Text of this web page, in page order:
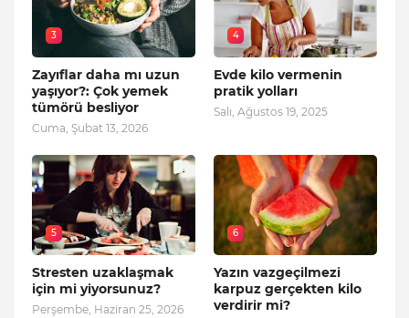
3
Zayıflar daha mı uzun
yaşıyor?: Çok yemek
tümörü besliyor
Cuma, Şubat 13, 2026
4
Evde kilo vermenin
pratik yolları
Salı, Ağustos 19, 2025
5
Stresten uzaklaşmak
için mi yiyorsunuz?
Perşembe, Haziran 25, 2026
6
Yazın vazgeçilmezi
karpuz gerçekten kilo
verdirir mi?